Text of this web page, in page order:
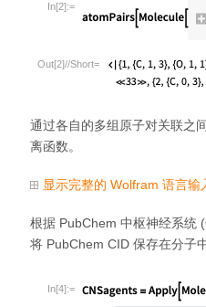
In[2]:=
Out[2]//Short=
通过各自的多组原子对关联之
离函数。
显示完整的 Wolfram 语言输
根据 PubChem 中枢神经系统
将 PubChem CID 保存在分子
In[4]:=